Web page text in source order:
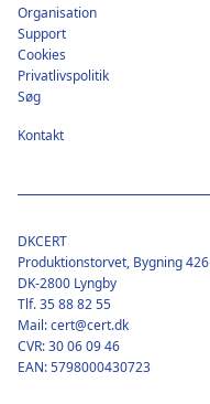
Footer
Organisation
Support
Cookies
Privatlivspolitik
Søg
Kontakt
DKCERT
Produktionstorvet, Bygning 426
DK-2800 Lyngby
Tlf. 35 88 82 55
Mail: cert@cert.dk
CVR: 30 06 09 46
EAN: 5798000430723